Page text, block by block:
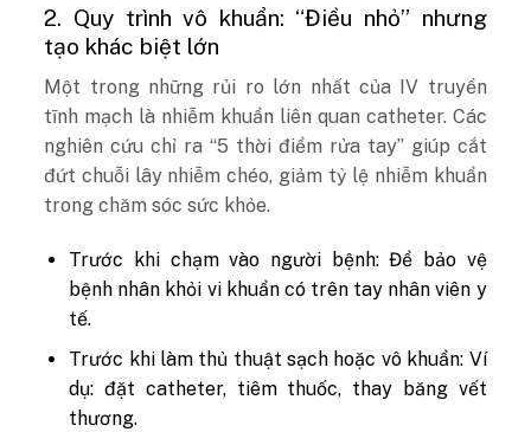
2. Quy trình vô khuẩn: “Điều nhỏ” nhưng
tạo khác biệt lớn
Một trong những rủi ro lớn nhất của IV truyền
tĩnh mạch là nhiễm khuẩn liên quan catheter. Các
nghiên cứu chỉ ra “5 thời điểm rửa tay” giúp cắt
đứt chuỗi lây nhiễm chéo, giảm tỷ lệ nhiễm khuẩn
trong chăm sóc sức khỏe.
Trước khi chạm vào người bệnh: Để bảo vệ
bệnh nhân khỏi vi khuẩn có trên tay nhân viên y
tế.
Trước khi làm thủ thuật sạch hoặc vô khuẩn: Ví
dụ: đặt catheter, tiêm thuốc, thay băng vết
thương.